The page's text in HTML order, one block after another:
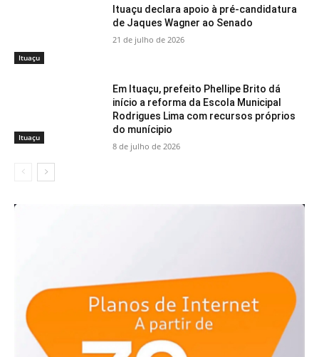
Ituaçu
Ituaçu declara apoio à pré-candidatura
de Jaques Wagner ao Senado
21 de julho de 2026
Ituaçu
Em Ituaçu, prefeito Phellipe Brito dá
início a reforma da Escola Municipal
Rodrigues Lima com recursos próprios
do munícipio
8 de julho de 2026